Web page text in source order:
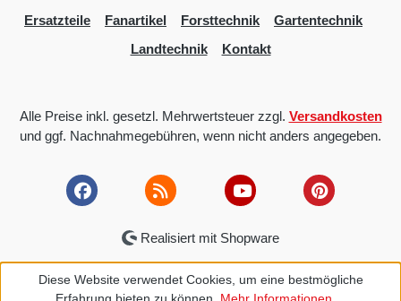
Ersatzteile Fanartikel Forsttechnik
Gartentechnik
Landtechnik
Kontakt
Alle Preise inkl. gesetzl. Mehrwertsteuer zzgl. Versandkosten
und ggf. Nachnahmegebühren, wenn nicht anders angegeben.
Realisiert mit Shopware
Diese Website verwendet Cookies, um eine bestmögliche